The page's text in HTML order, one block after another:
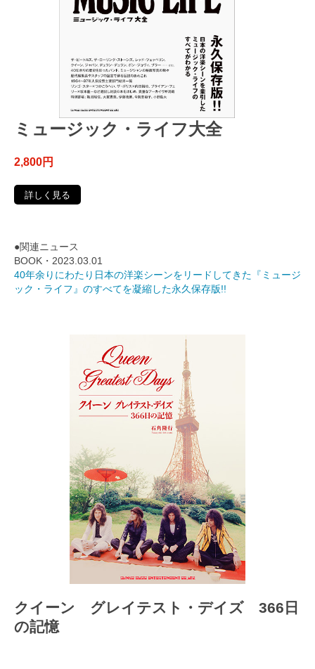
ミュージック・ライフ大全
2,800円
詳しく見る
●関連ニュース
BOOK・2023.03.01
40年余りにわたり日本の洋楽シーンをリードしてきた『ミュージ
ック・ライフ』のすべてを凝縮した永久保存版!!
クイーン グレイテスト・デイズ 366日
の記憶